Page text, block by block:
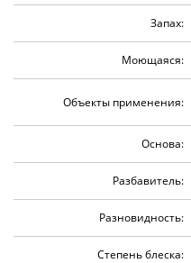
Запах:
Моющаяся:
Объекты применения:
Основа:
Разбавитель:
Разновидность:
Степень блеска: